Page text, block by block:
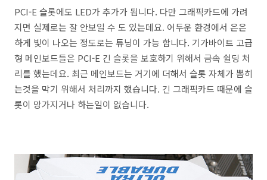
PCI-E 슬롯에도 LED가 추가가 됩니다. 다만 그래픽카드에 가려
지면 실제로는 잘 안보일 수 도 있는데요. 어두운 환경에서 은은
하게 빛이 나오는 정도로는 튜닝이 가능 합니다. 기가바이트 고급
형 메인보드들은 PCI-E 긴 슬롯을 보호하기 위해서 금속 쉴딩 처
리를 했는데요. 최근 메인보드는 거기에 더해서 슬롯 자체가 뽑히
는것을 막기 위해서 처리까지 했습니다. 긴 그래픽카드 때문에 슬
롯이 망가지거나 하는일이 없습니다.